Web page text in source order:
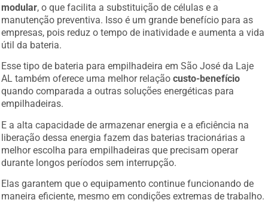
manutenção preventiva. Isso é um grande benefício para as
empresas, pois reduz o tempo de inatividade e aumenta a vida
útil da bateria.
Esse tipo de bateria para empilhadeira em São José da Laje
AL também oferece uma melhor relaçãocusto-benefício
quando comparada a outras soluções energéticas para
empilhadeiras.
liberação dessa energia fazem das baterias tracionárias a
melhor escolha para empilhadeiras que precisam operar
durante longos períodos sem interrupção.
maneira eficiente, mesmo em condições extremas de trabalho.